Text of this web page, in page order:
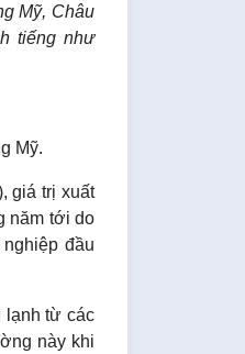
Mỹ, Châu
tiếng như
Mỹ.
giá trị xuất
năm tới do
đầu
lạnh từ các
này khi